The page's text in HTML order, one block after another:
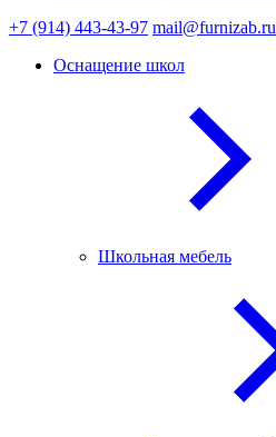
+7 (914) 443-43-97 mail@furnizab.ru
Оснащение школ
Школьная мебель